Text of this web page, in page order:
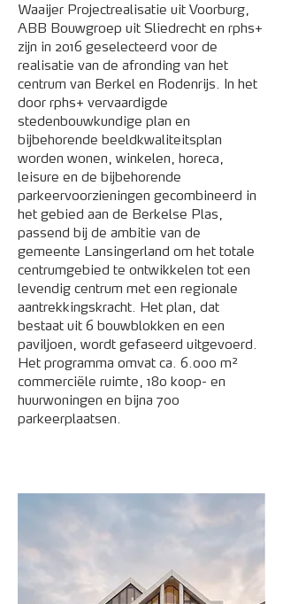
Waaijer Projectrealisatie uit Voorburg,
ABB Bouwgroep uit Sliedrecht en rphs+
zijn in 2016 geselecteerd voor de
realisatie van de afronding van het
centrum van Berkel en Rodenrijs. In het
door rphs+ vervaardigde
stedenbouwkundige plan en
bijbehorende beeldkwaliteitsplan
worden wonen, winkelen, horeca,
leisure en de bijbehorende
parkeervoorzieningen gecombineerd in
het gebied aan de Berkelse Plas,
passend bij de ambitie van de
gemeente Lansingerland om het totale
centrumgebied te ontwikkelen tot een
levendig centrum met een regionale
aantrekkingskracht. Het plan, dat
bestaat uit 6 bouwblokken en een
paviljoen, wordt gefaseerd uitgevoerd.
Het programma omvat ca. 6.000 m²
commerciële ruimte, 180 koop- en
huurwoningen en bijna 700
parkeerplaatsen.